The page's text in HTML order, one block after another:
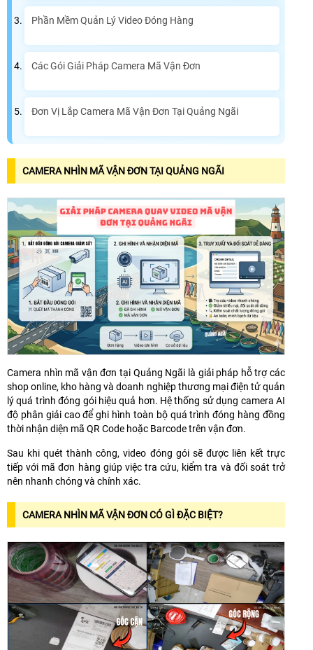
Phần Mềm Quản Lý Video Đóng Hàng
Các Gói Giải Pháp Camera Mã Vận Đơn
Đơn Vị Lắp Camera Mã Vận Đơn Tại Quảng Ngãi
CAMERA NHÌN MÃ VẬN ĐƠN TẠI QUẢNG NGÃI
Camera nhìn mã vận đơn tại Quảng Ngãi là giải pháp hỗ trợ các
shop online, kho hàng và doanh nghiệp thương mại điện tử quản
lý quá trình đóng gói hiệu quả hơn. Hệ thống sử dụng camera AI
độ phân giải cao để ghi hình toàn bộ quá trình đóng hàng đồng
thời nhận diện mã QR Code hoặc Barcode trên vận đơn.
Sau khi quét thành công, video đóng gói sẽ được liên kết trực
tiếp với mã đơn hàng giúp việc tra cứu, kiểm tra và đối soát trở
nên nhanh chóng và chính xác.
CAMERA NHÌN MÃ VẬN ĐƠN CÓ GÌ ĐẶC BIỆT?